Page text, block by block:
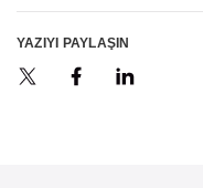
YAZIYI PAYLAŞIN